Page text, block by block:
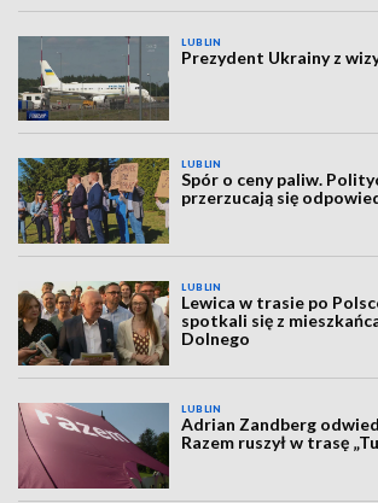
LUBLIN
Prezydent Ukrainy z
LUBLIN
Spór o ceny paliw.
przerzucają się
LUBLIN
Lewica w trasie po
spotkali się z
Dolnego
LUBLIN
Adrian Zandberg
Razem ruszył w trasę